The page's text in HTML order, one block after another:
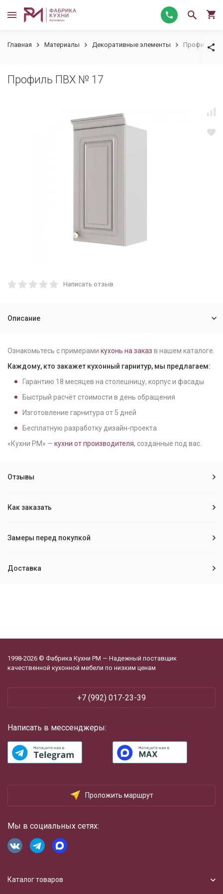
Главная Материалы Декоративные элементы Профиль
Профиль ПВХ № 17
Написать отзыв
Описание
Ознакомьтесь с примерами кухонь на заказ в нашем каталоге.
Каждому, кто закажет кухонный гарнитур, мы предлагаем:
Гарантию 18 месяцев на столешницу, корпус и фасады
Быстрый расчёт стоимости в день обращения
Изготовление гарнитура от 5 дней
Бесплатную разработку дизайн-проекта
«Кухни РМ» — кухни от производителя, созданные под вас.
Отзывы
Как заказать
Замеры перед покупкой
Доставка
1998-2026 © Фабрика Кухни РМ — Надежный поставщик
качественной кухонной мебели по низким ценам
+7 (992) 017-23-39
Написать в мессенджеры:
Проложить маршрут
Мы в социальных сетях:
Каталог товаров